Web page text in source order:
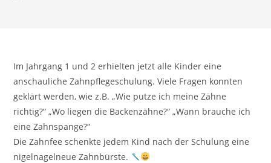
Im Jahrgang 1 und 2 erhielten jetzt alle Kinder eine
anschauliche Zahnpflegeschulung. Viele Fragen konnten
geklärt werden, wie z.B. „Wie putze ich meine Zähne
richtig?“ „Wo liegen die Backenzähne?“ „Wann brauche ich
eine Zahnspange?“
Die Zahnfee schenkte jedem Kind nach der Schulung eine
nigelnagelneue Zahnbürste.